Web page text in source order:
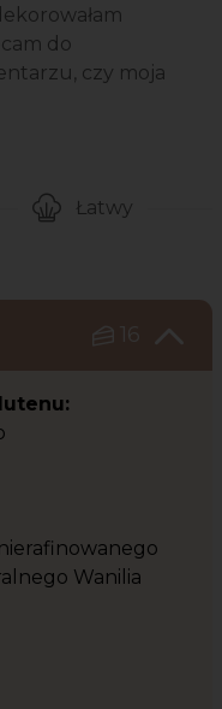
do
czy moja
Łatwy
16
Wanilia